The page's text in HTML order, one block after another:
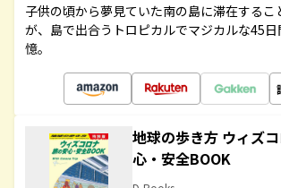
子供の頃から夢見ていた南の島に滞在するこ
が、島で出合うトロピカルでマジカルな45
憶。
地球の歩き方 ウィズ
心・安全BOOK